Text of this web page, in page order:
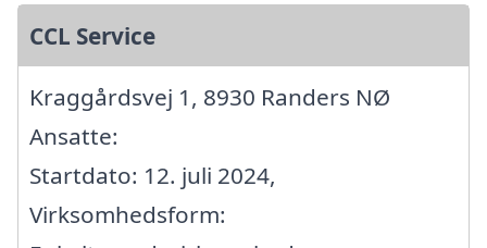
CCL Service
Kraggårdsvej 1, 8930 Randers NØ
Ansatte:
Startdato: 12. juli 2024,
Virksomhedsform: